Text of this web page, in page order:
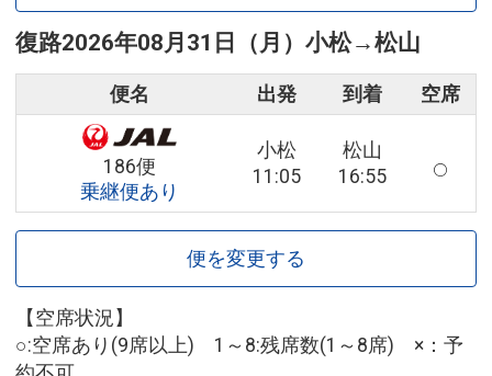
復路2026年08月31日（月） 小松→松山
便名 出発 到着 空席
186便
乗継便あり
小松
11:05
松山
16:55
便を変更する
【空席状況】
○:空席あり(9席以上) 1～8:残席数(1～8席) ×：予